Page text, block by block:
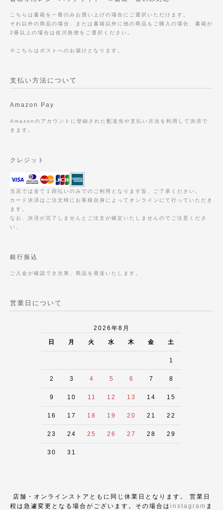
こちらは書籍を一冊のみお買い上げの場合にご選択いただけます。
それ以外の商品の場合、または書籍以外に他の商品もご購入の場合、書籍が
2冊以上の場合は佐川急便をご選択ください。
※こちらはポストへのお届けとなります。
支払い方法について
Amazon Pay
Amazonのアカウントに登録された配送先や支払い方法を利用して決済で
きます。
クレジット
当店では全て１回払いのみでのご利用となります旨、ご了承ください。
カード決済はご注文時にお客様自身によってオンラインにて行っていただき
ます。
なお、決済が完了しませんとご注文が確定いたしませんのでご注意くださ
い。
銀行振込
ご入金が確認でき次第、商品を発送いたします。
営業日について
2026年8月
日 月 火 水 木 金 土
1
2 3 4 5 6 7 8
9 10 11 12 13 14 15
16 17 18 19 20 21 22
23 24 25 26 27 28 29
30 31
店舗・オンラインストアともに同じ休業日となります。 営業日
程は急遽変更となる場合がございます。その場合は instagram ま